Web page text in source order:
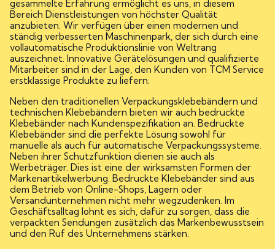
gesammelte Erfahrung ermöglicht es uns, in diesem
Bereich Dienstleistungen von höchster Qualität
anzubieten. Wir verfügen über einen modernen und
ständig verbesserten Maschinenpark, der sich durch eine
vollautomatische Produktionslinie von Weltrang
auszeichnet. Innovative Gerätelösungen und qualifizierte
Mitarbeiter sind in der Lage, den Kunden von TCM Service
erstklassige Produkte zu liefern.
Neben den traditionellen Verpackungsklebebändern und
technischen Klebebändern bieten wir auch bedruckte
Klebebänder nach Kundenspezifikation an. Bedruckte
Klebebänder sind die perfekte Lösung sowohl für
manuelle als auch für automatische Verpackungssysteme.
Neben ihrer Schutzfunktion dienen sie auch als
Werbeträger. Dies ist eine der wirksamsten Formen der
Markenartikelwerbung. Bedruckte Klebebänder sind aus
dem Betrieb von Online-Shops, Lagern oder
Versandunternehmen nicht mehr wegzudenken. Im
Geschäftsalltag lohnt es sich, dafür zu sorgen, dass die
verpackten Sendungen zusätzlich das Markenbewusstsein
und den Ruf des Unternehmens stärken.